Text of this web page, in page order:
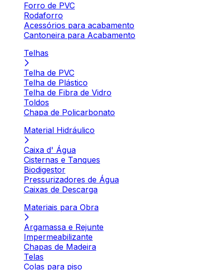
Forro de PVC
Rodaforro
Acessórios para acabamento
Cantoneira para Acabamento
Telhas
Telha de PVC
Telha de Plástico
Telha de Fibra de Vidro
Toldos
Chapa de Policarbonato
Material Hidráulico
Caixa d' Água
Cisternas e Tanques
Biodigestor
Pressurizadores de Água
Caixas de Descarga
Materiais para Obra
Argamassa e Rejunte
Impermeabilizante
Chapas de Madeira
Telas
Colas para piso